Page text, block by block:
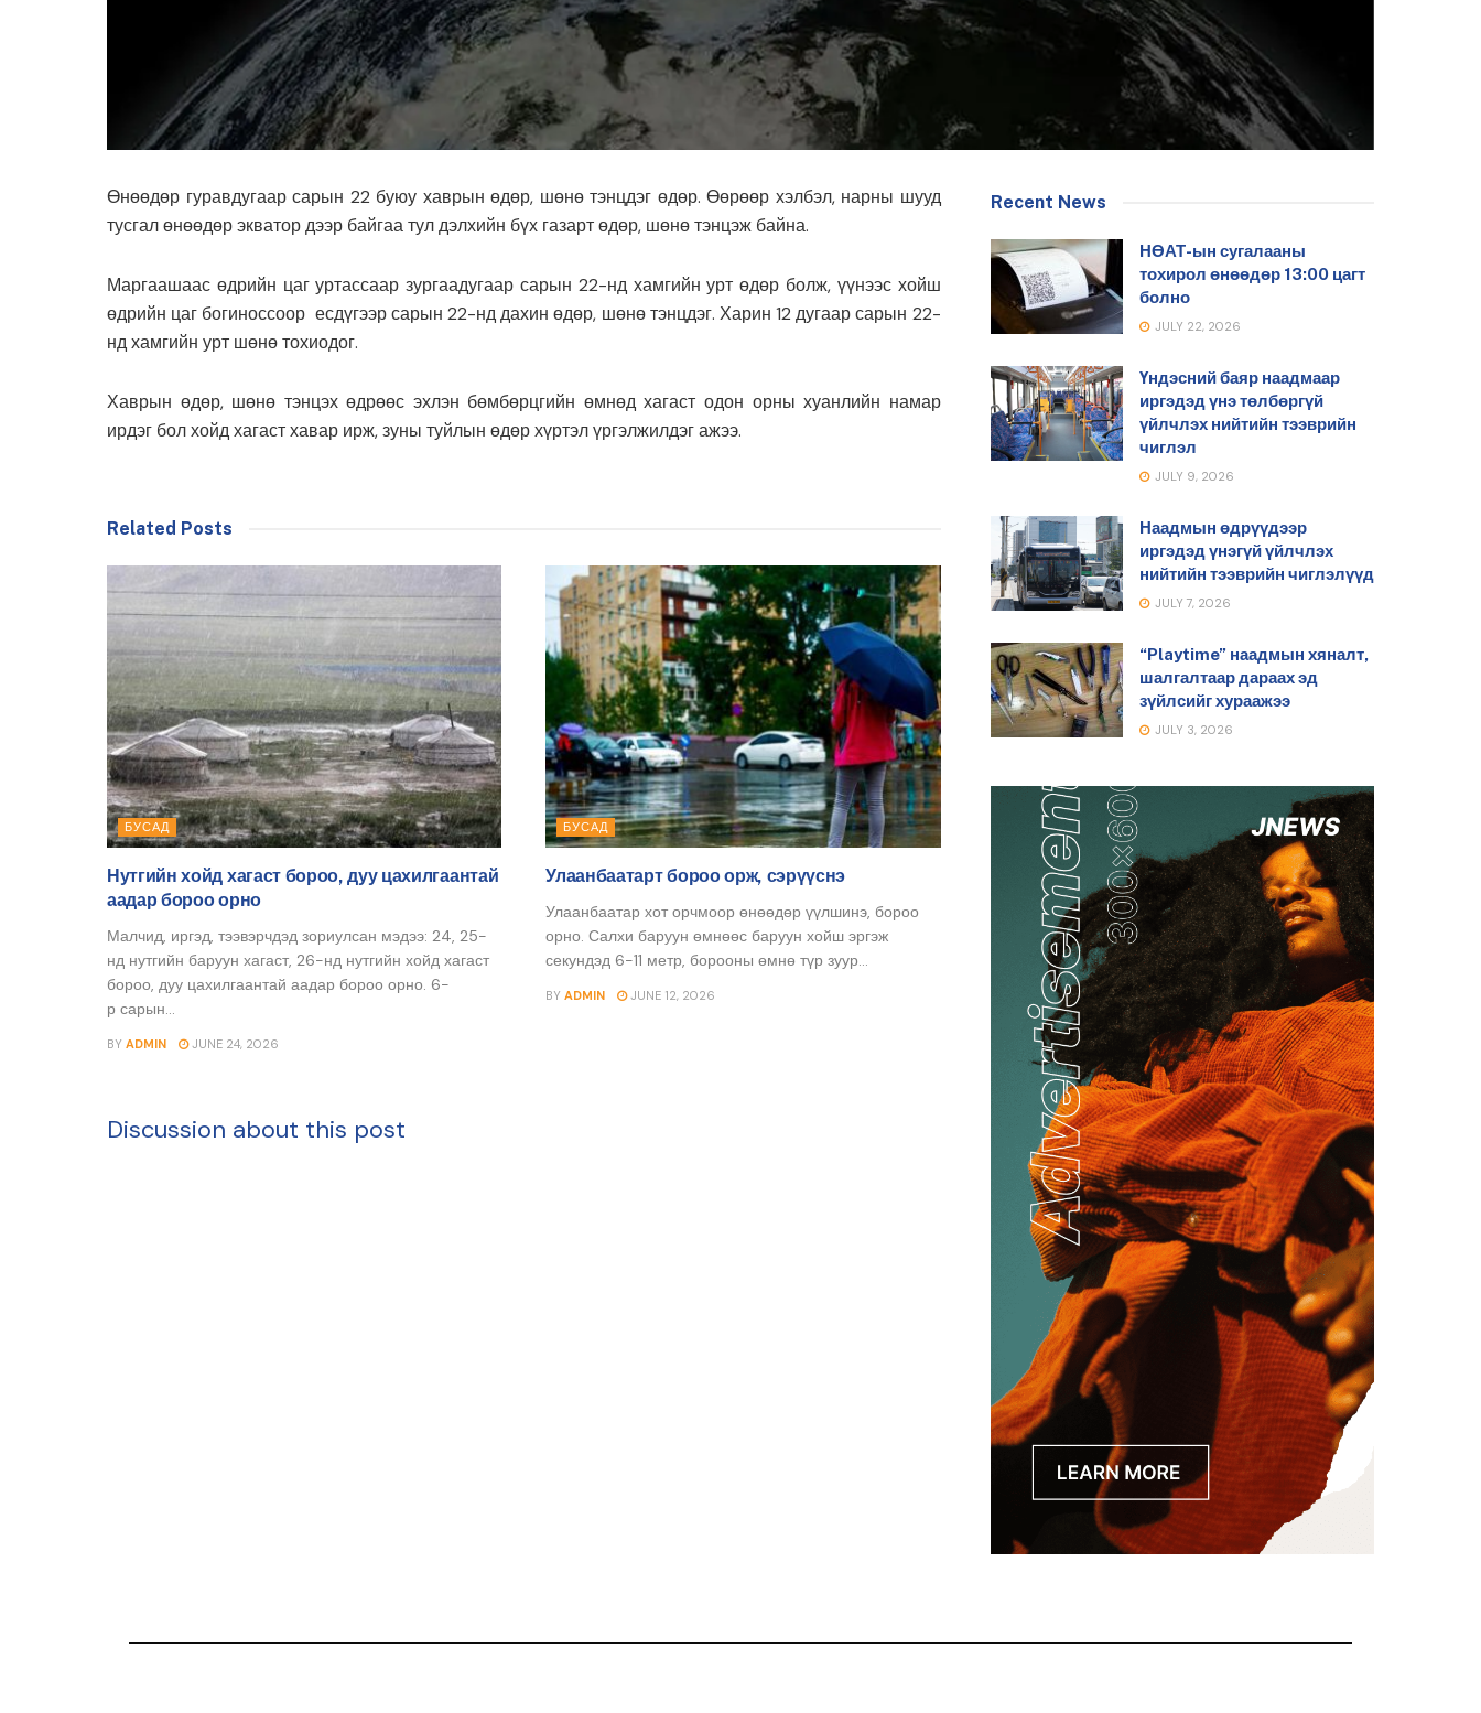
Өнөөдөр гуравдугаар сарын 22 буюу хаврын өдөр, шөнө тэнцдэг өдөр. Өөрөөр хэлбэл, нарны шууд
тусгал өнөөдөр экватор дээр байгаа тул дэлхийн бүх газарт өдөр, шөнө тэнцэж байна.
Маргаашаас өдрийн цаг уртассаар зургаадугаар сарын 22-нд хамгийн урт өдөр болж, үүнээс хойш
өдрийн цаг богиноссоор есдүгээр сарын 22-нд дахин өдөр, шөнө тэнцдэг. Харин 12 дугаар сарын 22-
нд хамгийн урт шөнө тохиодог.
Хаврын өдөр, шөнө тэнцэх өдрөөс эхлэн бөмбөрцгийн өмнөд хагаст одон орны хуанлийн намар
ирдэг бол хойд хагаст хавар ирж, зуны туйлын өдөр хүртэл үргэлжилдэг ажээ.
Related Posts
БУСАД
Нутгийн хойд хагаст бороо, дуу цахилгаантай
аадар бороо орно
Малчид, иргэд, тээвэрчдэд зориулсан мэдээ: 24, 25-
нд нутгийн баруун хагаст, 26-нд нутгийн хойд хагаст
бороо, дуу цахилгаантай аадар бороо орно. 6-
р сарын...
BY ADMIN JUNE 24, 2026
БУСАД
Улаанбаатарт бороо орж, сэрүүснэ
Улаанбаатар хот орчмоор өнөөдөр үүлшинэ, бороо
орно. Салхи баруун өмнөөс баруун хойш эргэж
секундэд 6-11 метр, борооны өмнө түр зуур...
BY ADMIN JUNE 12, 2026
Discussion about this post
Recent News
НӨАТ-ын сугалааны
тохирол өнөөдөр 13:00 цагт
болно
JULY 22, 2026
Үндэсний баяр наадмаар
иргэдэд үнэ төлбөргүй
үйлчлэх нийтийн тээврийн
чиглэл
JULY 9, 2026
Наадмын өдрүүдээр
иргэдэд үнэгүй үйлчлэх
нийтийн тээврийн чиглэлүүд
JULY 7, 2026
“Playtime” наадмын хяналт,
шалгалтаар дараах эд
зүйлсийг хураажээ
JULY 3, 2026